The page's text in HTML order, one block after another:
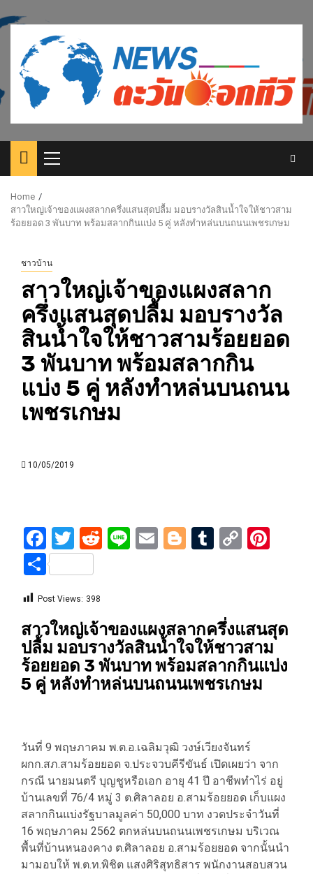
to
content
Primary
Menu
Home
สาวใหญ่เจ้าของแผงสลากครึ่งแสนสุดปลื้ม มอบรางวัลสินน้ำใจให้ชาวสาม
ร้อยยอด 3 พันบาท พร้อมสลากกินแบ่ง 5 คู่ หลังทำหล่นบนถนนเพชรเกษม
ชาวบ้าน
สาวใหญ่เจ้าของแผงสลาก
ครึ่งแสนสุดปลื้ม มอบรางวัล
สินน้ำใจให้ชาวสามร้อยยอด
3 พันบาท พร้อมสลากกิน
แบ่ง 5 คู่ หลังทำหล่นบนถนน
เพชรเกษม
10/05/2019
Facebook
Twitter
Reddit
LineEmailBlogger
Tumblr
Copy
Share
Post Views: 398
สาวใหญ่เจ้าของแผงสลากครึ่งแสนสุด
ปลื้ม มอบรางวัลสินน้ำใจให้ชาวสาม
ร้อยยอด 3 พันบาท พร้อมสลากกินแบ่ง
5 คู่ หลังทำหล่นบนถนนเพชรเกษม
วันที่ 9 พฤษภาคม พ.ต.อ.เฉลิมวุฒิ วงษ์เวียงจันทร์
ผกก.สภ.สามร้อยยอด จ.ประจวบคีรีขันธ์ เปิดเผยว่า จาก
กรณี นายมนตรี บุญชูหรือเอก อายุ 41 ปี อาชีพทำไร่ อยู่
บ้านเลขที่ 76/4 หมู่ 3 ต.ศิลาลอย อ.สามร้อยยอด เก็บแผง
สลากกินแบ่งรัฐบาลมูลค่า 50,000 บาท งวดประจำวันที่
16 พฤษภาคม 2562 ตกหล่นบนถนนเพชรเกษม บริเวณ
พื้นที่บ้านหนองคาง ต.ศิลาลอย อ.สามร้อยยอด จากนั้นนำ
มามอบให้ พ.ต.ท.พิชิต แสงศิริสุทธิสาร พนักงานสอบสวน